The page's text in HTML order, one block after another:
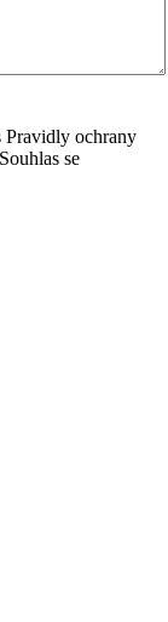
Pravidly ochrany
se